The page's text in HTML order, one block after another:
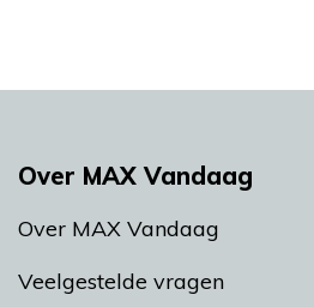
Over MAX Vandaag
Over MAX Vandaag
Veelgestelde vragen